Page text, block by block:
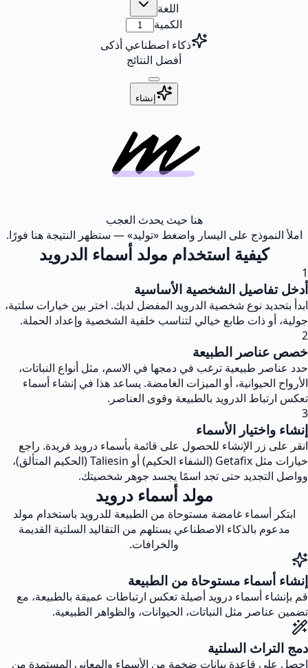
اللغة
الكمية
ذكاء اصطناعي أذكى
أفضل النتائج
إنشاء
هنا حيث يحدث العجب
املأ النموذج على اليسار واضغط «توليد» — ستظهر النتيجة هنا فورًا.
كيفية استخدام مولد أسماء الدرويد
1
أدخل تفاصيل الشخصية الأساسية
ابدأ بتحديد نوع شخصية الدرويد المفضل لديك. اختر بين خيارات سلتية،
جولية، أو ذات طابع خيالي لتناسب خلفية الشخصية وإعداد الحملة.
2
خصص عناصر الطبيعة
حدد عناصر طبيعية ترغب في دمجها في الاسم، مثل أنواع النباتات،
الأرواح الحيوانية، أو الميزات الغامضة. يساعد هذا في إنشاء أسماء
تعكس ارتباط الدرويد بالطبيعة وقوى العناصر.
3
إنشاء واختيار الأسماء
انقر على زر الإنشاء للحصول على قائمة بأسماء درويد فريدة. راجع
خيارات مثل Getafix (الشفاء الحكيم) أو Taliesin (الحكيم المتألق)،
وواصل التجديد حتى تجد اسمًا يجسد جوهر شخصيتك.
مولد أسماء درويد
ابتكر أسماء غامضة مستوحاة من الطبيعة للدرويد باستخدام مولد
مدعوم بالذكاء الاصطناعي يستلهم من التقاليد السلتية القديمة
والخرافات.
إنشاء أسماء مستوحاة من الطبيعة
قم بإنشاء أسماء درويد أصيلة تعكس ارتباطات عميقة بالطبيعة، مع
تضمين عناصر مثل النباتات، الحيوانات، والظواهر الطبيعية.
دمج التراث السلتية
احصل على قاعدة بيانات ضخمة من الأسماء والمعاني المستمدة من